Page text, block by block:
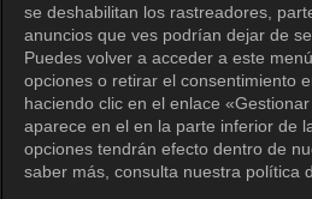
se deshabilitan los rastreadores,
anuncios que ves podrían dejar de
Puedes volver a acceder a este
opciones o retirar el consentimiento
haciendo clic en el enlace
aparece en el en la parte inferior de
opciones tendrán efecto dentro de
saber más, consulta nuestra política